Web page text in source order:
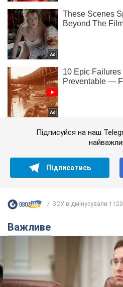
Підписуйся на наш
Підписатись
ЗСУ відмінусували
Важливе